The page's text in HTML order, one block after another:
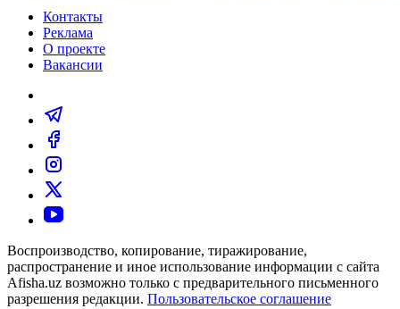
Контакты
Реклама
О проекте
Вакансии
Воспроизводство, копирование, тиражирование,
распространение и иное использование информации с сайта
Afisha.uz возможно только с предварительного письменного
разрешения редакции. Пользовательское соглашение